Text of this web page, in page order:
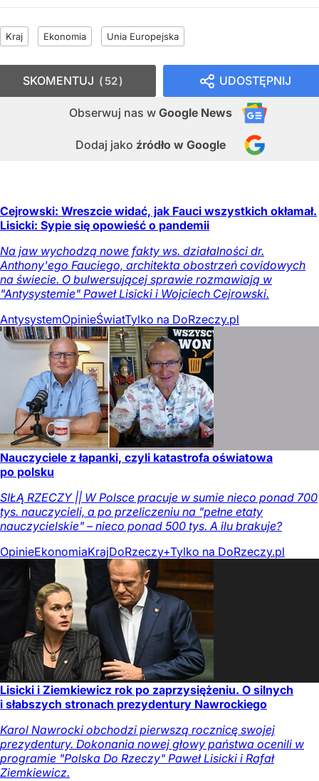
Kraj Ekonomia Unia Europejska
UDOSTĘPNIJ
Obserwuj nas w Google News
Dodaj jako źródło w Google
SKOMENTUJ 52
Cejrowski: Wreszcie widać, jak Fauci wszystkich okłamał.
Lisicki: Sypie się opowieść o pandemii
Na jaw wychodzą nowe fakty ws. działalności dr.
Anthony'ego Fauciego, architekta obostrzeń covidowych
na świecie. O bulwersującej sprawie rozmawiają w
"Antysystemie" Paweł Lisicki i Wojciech Cejrowski.
AntysystemOpinieŚwiatTylko na DoRzeczy.pl
Nauczyciele z łapanki, czyli katastrofa oświatowa
po polsku
SIŁĄ RZECZY || W Polsce pracuje w sumie nieco ponad 700
tys. nauczycieli, a po przeliczeniu na "pełne etaty
nauczycielskie" – nieco ponad 500 tys. A ilu brakuje?
OpinieEkonomiaKrajDoRzeczy+Tylko na DoRzeczy.pl
Lisicki i Ziemkiewicz rok po zaprzysiężeniu. O silnych
i słabszych stronach prezydentury Nawrockiego
Karol Nawrocki obchodzi pierwszą rocznicę swojej
prezydentury. Dokonania nowej głowy państwa ocenili w
programie "Polska Do Rzeczy" Paweł Lisicki i Rafał
Ziemkiewicz.